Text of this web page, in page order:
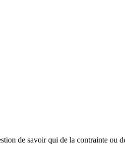
de savoir qui de la contrainte